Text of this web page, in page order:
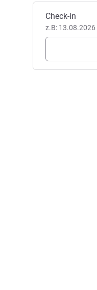
Dieses
Check-in
z.B: 13.08.2026